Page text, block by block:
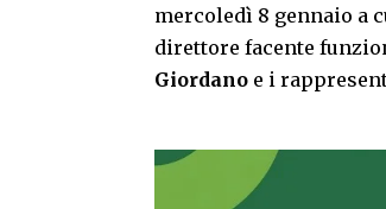
mercoledì 8 gennaio a
direttore facente
Giordano e i